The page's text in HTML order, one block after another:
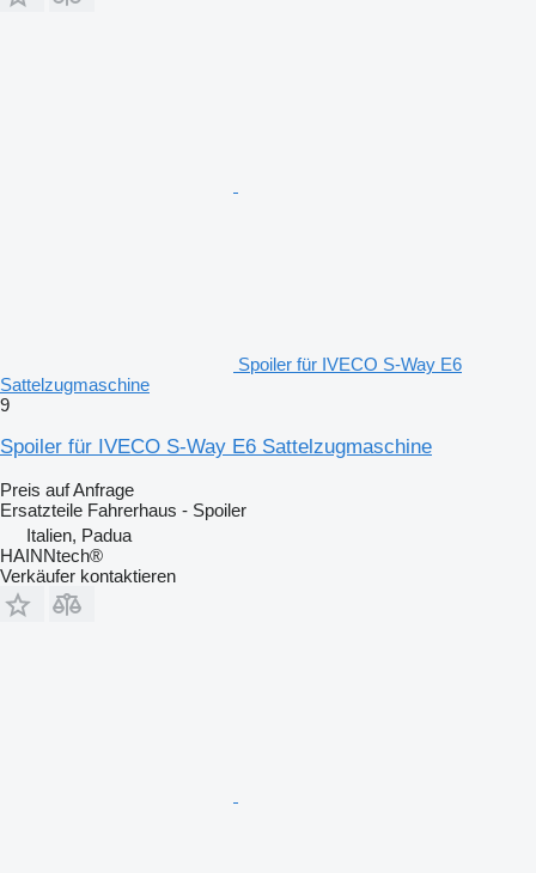
Spoiler für IVECO S-Way E6
Sattelzugmaschine
9
Spoiler für IVECO S-Way E6 Sattelzugmaschine
Preis auf Anfrage
Ersatzteile Fahrerhaus - Spoiler
Italien, Padua
HAINNtech®
Verkäufer kontaktieren